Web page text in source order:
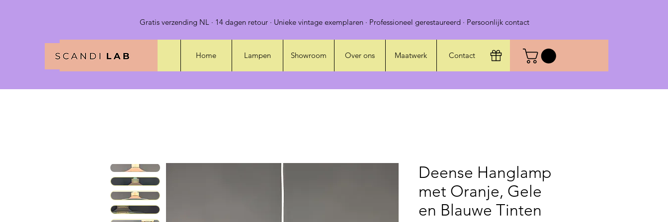
Gratis verzending NL · 14 dagen retour · Unieke vintage exemplaren · Professioneel gerestaureerd · Persoonlijk contact
Home Lampen Showroom Over ons Maatwerk Contact
Deense Hanglamp
met Oranje, Gele
en Blauwe Tinten